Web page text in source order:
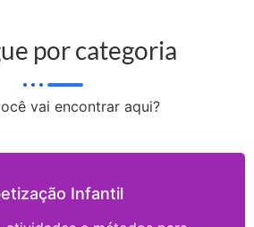
por categoria
vai encontrar aqui?
Infantil